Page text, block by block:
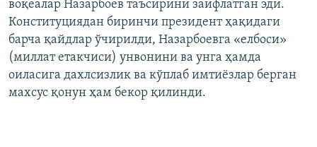
воқеалар Назарбоев таъсирини заифлатган эди.
Конституциядан биринчи президент ҳақидаги
барча қайдлар ўчирилди, Назарбоевга «елбоси»
(миллат етакчиси) унвонини ва унга ҳамда
оиласига дахлсизлик ва кўплаб имтиёзлар берган
махсус қонун ҳам бекор қилинди.